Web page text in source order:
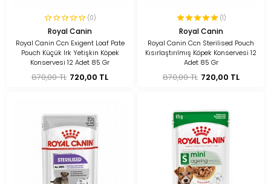
(0)
Royal Canin
Royal Canin Ccn Exigent Loaf Pate
Pouch Küçük Irk Yetişkin Köpek
Konservesi 12 Adet 85 Gr
870,00 TL 720,00 TL
(1)
Royal Canin
Royal Canin Ccn Sterilised Pouch
Kısırlaştırılmış Köpek Konservesi 12
Adet 85 Gr
870,00 TL 720,00 TL